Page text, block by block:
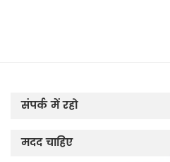
संपर्क में रहो
मदद चाहिए